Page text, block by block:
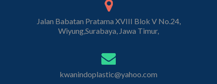
Jalan Babatan Pratama XVIII Blok V No.24,
Wiyung,Surabaya, Jawa Timur,
kwanindoplastic@yahoo.com